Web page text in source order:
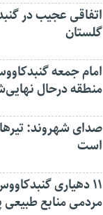
اتفاقی عجیب در‌
گلستان
امام جمعه
منطقه درحال
صدای شهروند:
است
۱۱ دهیاری
مردمی منابع طبیعی